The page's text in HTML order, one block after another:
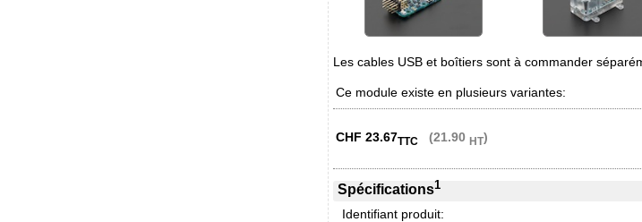
Les cables USB et boîtiers sont à commander
Ce module existe en plusieurs variantes:
CHF 23.67TTC (21.90 HT)
Spécifications1
Identifiant produit: